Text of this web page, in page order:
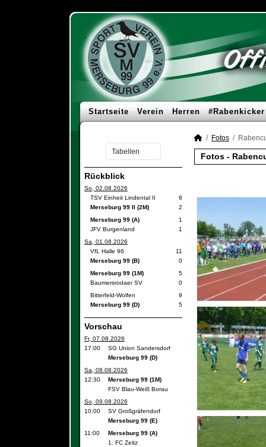
Startseite Verein Herren #Rabenkicker
Rückblick
So, 02.08.2026
TSV Einheit Lindental II
8
Merseburg 99 II (2M)
2
Merseburg 99 (A)
1
JFV Burgenland
1
Sa, 01.08.2026
VfL Halle 96
11
Merseburg 99 (B)
0
Merseburg 99 (1M)
5
Baumersrodaer SV
0
Bitterfeld-Wolfen
9
Merseburg 99 (D)
5
Vorschau
Fr, 07.08.2026
17:00
SG Union Sandersdorf
Merseburg 99 (D)
Sa, 08.08.2026
12:30
Merseburg 99 (1M)
FSV Blau-Weiß Borau
So, 09.08.2026
10:00
SV Großgräfendorf
Merseburg 99 (E)
11:00
Merseburg 99 (A)
1. FC Zeitz
Fotos
Fotos -